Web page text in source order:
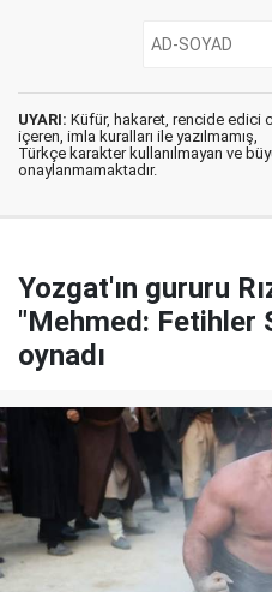
UYARI: Küfür, hakaret, rencide edici
içeren, imla kuralları ile yazılmamış,
Türkçe karakter kullanılmayan ve
onaylanmamaktadır.
Yozgat'ın gururu
"Mehmed: Fetihler
oynadı